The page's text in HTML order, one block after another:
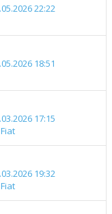
22:22
18:51
17:15
19:32